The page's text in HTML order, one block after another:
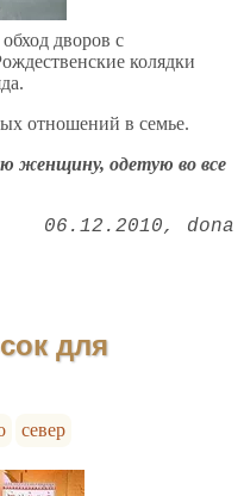
дворов с
колядки
отношений в семье.
женщину, одетую во все
06.12.2010 dona
для
север